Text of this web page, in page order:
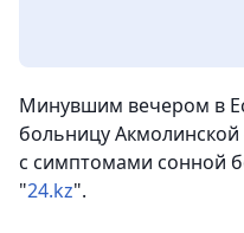
Минувшим вечером в
больницу Акмолинской
с симптомами сонной
"24.kz".